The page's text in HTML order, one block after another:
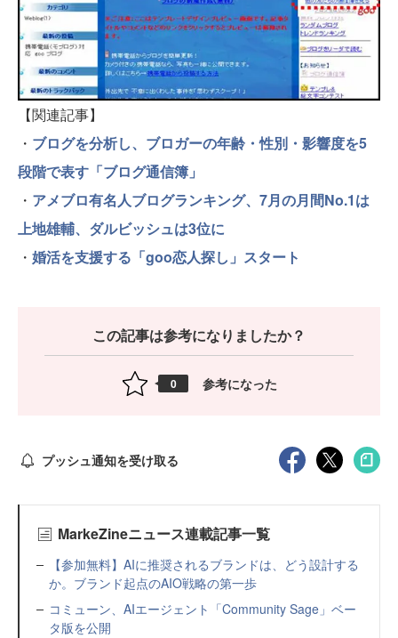
【関連記事】
・ ブログを分析し、ブロガーの年齢・性別・影響度を5
段階で表す「ブログ通信簿」
・ アメブロ有名人ブログランキング、7月の月間No.1は
上地雄輔、ダルビッシュは3位に
・ 婚活を支援する「goo恋人探し」スタート
この記事は参考になりましたか？
0 参考になった
プッシュ通知を受け取る
MarkeZineニュース連載記事一覧
【参加無料】AIに推奨されるブランドは、どう設計する
か。ブランド起点のAIO戦略の第一歩
コミューン、AIエージェント「Community Sage」ベー
タ版を公開